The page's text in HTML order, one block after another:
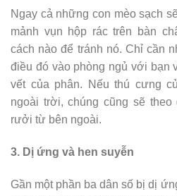
Ngay cả những con mèo sạch
mảnh vụn hộp rác trên bàn
cách nào để tránh nó. Chỉ cần
điều đó vào phòng ngủ với bạn
vết của phân. Nếu thú cưng
ngoài trời, chúng cũng sẽ
rưởi từ bên ngoài.
3. Dị ứng và hen suyễn
Gần một phần ba dân số bị dị